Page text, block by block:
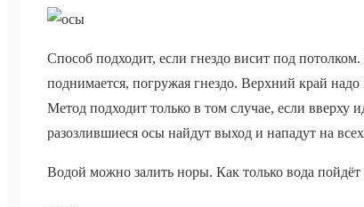
Способ подходит, если гнездо висит под
поднимается, погружая гнездо. Верхний край
Метод подходит только в том случае, если вверху
разозлившиеся осы найдут выход и нападут на
Водой можно залить норы. Как только вода